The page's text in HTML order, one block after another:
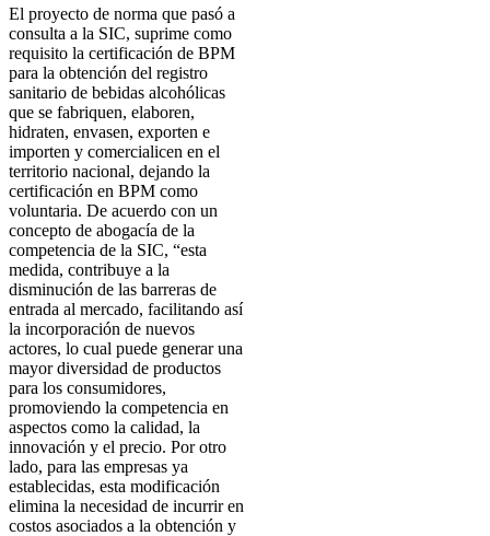
El proyecto de norma que pasó a
consulta a la SIC, suprime como
requisito la certificación de BPM
para la obtención del registro
sanitario de bebidas alcohólicas
que se fabriquen, elaboren,
hidraten, envasen, exporten e
importen y comercialicen en el
territorio nacional, dejando la
certificación en BPM como
voluntaria. De acuerdo con un
concepto de abogacía de la
competencia de la SIC, “esta
medida, contribuye a la
disminución de las barreras de
entrada al mercado, facilitando así
la incorporación de nuevos
actores, lo cual puede generar una
mayor diversidad de productos
para los consumidores,
promoviendo la competencia en
aspectos como la calidad, la
innovación y el precio. Por otro
lado, para las empresas ya
establecidas, esta modificación
elimina la necesidad de incurrir en
costos asociados a la obtención y